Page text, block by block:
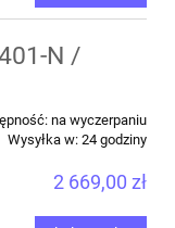
N /
na wyczerpaniu
Wysyłka w: 24 godziny
2 669,00 zł